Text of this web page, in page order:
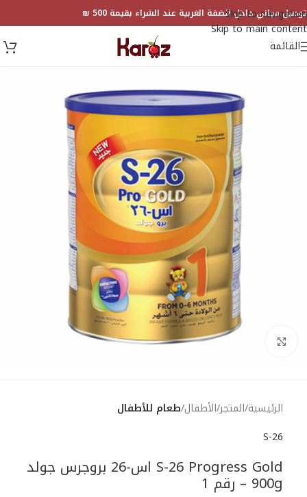
Skip to navigation
Skip to main content
توصيل مجاني داخل الضفة الغربية عند الشراء بقيمة 500 ₪
القائمة
Click to enlarge
الرئيسية المتجر الأطفال طعام للأطفال
S-26
S-26 Progress Gold اس-26 بروجرس جولد
900g – رقم 1